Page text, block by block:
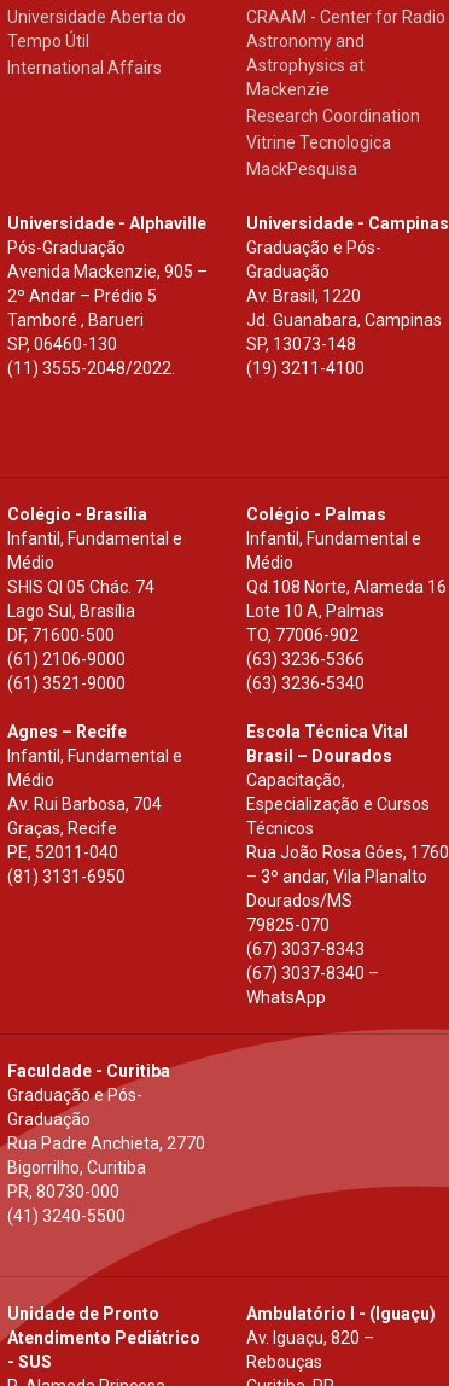
Universidade Aberta do
Tempo Útil
International Affairs
CRAAM - Center for Radio
Astronomy and
Astrophysics at
Mackenzie
Research Coordination
Vitrine Tecnologica
MackPesquisa
Universidade - Alphaville
Pós-Graduação
Avenida Mackenzie, 905 –
2º Andar – Prédio 5
Tamboré , Barueri
SP, 06460-130
(11) 3555-2048/2022.
Universidade - Campinas
Graduação e Pós-
Graduação
Av. Brasil, 1220
Jd. Guanabara, Campinas
SP, 13073-148
(19) 3211-4100
Colégio - Brasília
Infantil, Fundamental e
Médio
SHIS Ql 05 Chác. 74
Lago Sul, Brasília
DF, 71600-500
(61) 2106-9000
(61) 3521-9000
Colégio - Palmas
Infantil, Fundamental e
Médio
Qd.108 Norte, Alameda 16
Lote 10 A, Palmas
TO, 77006-902
(63) 3236-5366
(63) 3236-5340
Agnes – Recife
Infantil, Fundamental e
Médio
Av. Rui Barbosa, 704
Graças, Recife
PE, 52011-040
(81) 3131-6950
Escola Técnica Vital
Brasil – Dourados
Capacitação,
Especialização e Cursos
Técnicos
Rua João Rosa Góes, 1760
– 3º andar, Vila Planalto
Dourados/MS
79825-070
(67) 3037-8343
(67) 3037-8340 –
WhatsApp
Faculdade - Curitiba
Graduação e Pós-
Graduação
Rua Padre Anchieta, 2770
Bigorrilho, Curitiba
PR, 80730-000
(41) 3240-5500
Unidade de Pronto
Atendimento Pediátrico
- SUS
Ambulatório I - (Iguaçu)
Av. Iguaçu, 820 –
Rebouças